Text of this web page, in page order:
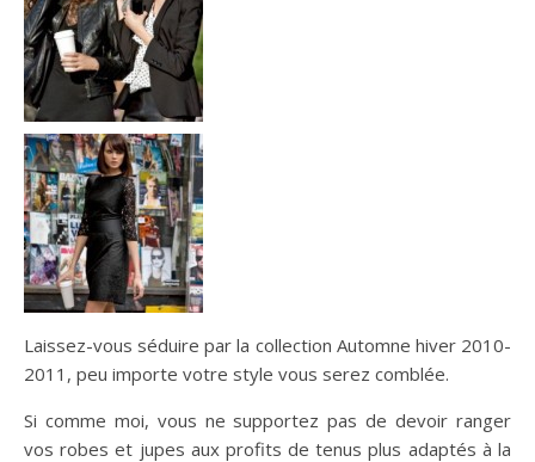
Laissez-vous séduire par la collection Automne hiver 2010-
2011, peu importe votre style vous serez comblée.
Si comme moi, vous ne supportez pas de devoir ranger
vos robes et jupes aux profits de tenus plus adaptés à la